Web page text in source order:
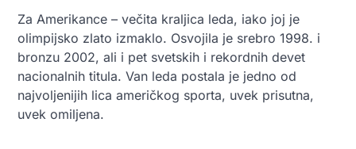
Za Amerikance – večita kraljica leda, iako joj je
olimpijsko zlato izmaklo. Osvojila je srebro 1998. i
bronzu 2002, ali i pet svetskih i rekordnih devet
nacionalnih titula. Van leda postala je jedno od
najvoljenijih lica američkog sporta, uvek prisutna,
uvek omiljena.